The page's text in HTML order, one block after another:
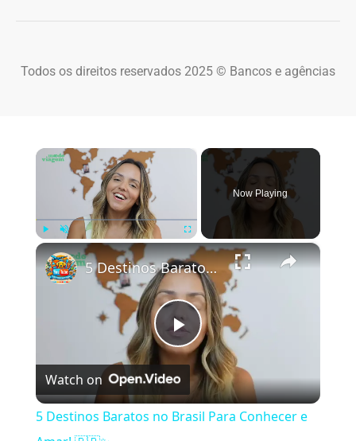
Todos os direitos reservados 2025 © Bancos e agências
×
Fullscreen
Now Playing
×
Play Video
5 Destinos Baratos no Brasil Para Conhecer e Amar! 🇧🇷✨
Watch on
5 Destinos Baratos no Brasil Para Conhecer e